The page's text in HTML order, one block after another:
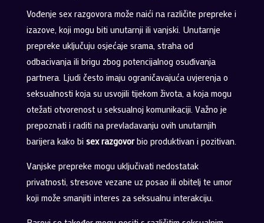
Vođenje sex razgovora može naići na različite prepreke i
izazove, koji mogu biti unutarnji ili vanjski. Unutarnje
prepreke uključuju osjećaje srama, straha od
odbacivanja ili brigu zbog potencijalnog osuđivanja
partnera. Ljudi često imaju ograničavajuća uvjerenja o
seksualnosti koja su usvojili tijekom života, a koja mogu
otežati otvorenost u seksualnoj komunikaciji. Važno je
prepoznati i raditi na prevladavanju ovih unutarnjih
barijera kako bi sex razgovorbio produktivan i pozitivan.
Vanjske prepreke mogu uključivati nedostatak
privatnosti, stresove vezane uz posao ili obitelj te umor
koji može smanjiti interes za seksualnu interakciju.